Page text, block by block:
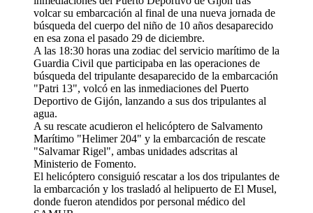
volcar su embarcación al final de una nueva jornada de
búsqueda del cuerpo del niño de 10 años desaparecido
en esa zona el pasado 29 de diciembre.
A las 18:30 horas una zodiac del servicio marítimo de la
Guardia Civil que participaba en las operaciones de
búsqueda del tripulante desaparecido de la embarcación
"Patri 13", volcó en las inmediaciones del Puerto
Deportivo de Gijón, lanzando a sus dos tripulantes al
agua.
A su rescate acudieron el helicóptero de Salvamento
Marítimo "Helimer 204" y la embarcación de rescate
"Salvamar Rigel", ambas unidades adscritas al
Ministerio de Fomento.
El helicóptero consiguió rescatar a los dos tripulantes de
la embarcación y los trasladó al helipuerto de El Musel,
donde fueron atendidos por personal médico del